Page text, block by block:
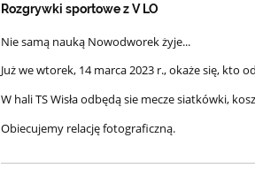
Rozgrywki sportowe z V LO
Nie samą nauką Nowodworek żyje...
Już we wtorek, 14 marca 2023 r., okaże się, kto
W hali TS Wisła odbędą sie mecze siatkówki,
Obiecujemy relację fotograficzną.